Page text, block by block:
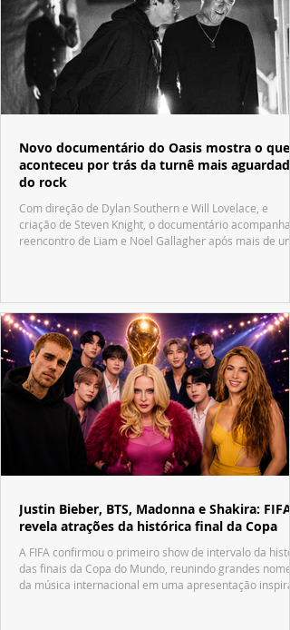
Novo documentário do Oasis mostra o que
aconteceu por trás da turnê mais aguardada
do rock
Com direção de Dylan Southern e Will Lovelace, e
criação de Steven Knight, o documentário acompanha
reencontro de Liam e Noel Gallagher após mais de
Justin Bieber, BTS, Madonna e Shakira: FIFA
revela atrações da histórica final da Copa
A FIFA confirmou o primeiro show de intervalo da
das finais da Copa do Mundo, reunindo grandes nomes
da música internacional em uma apresentação